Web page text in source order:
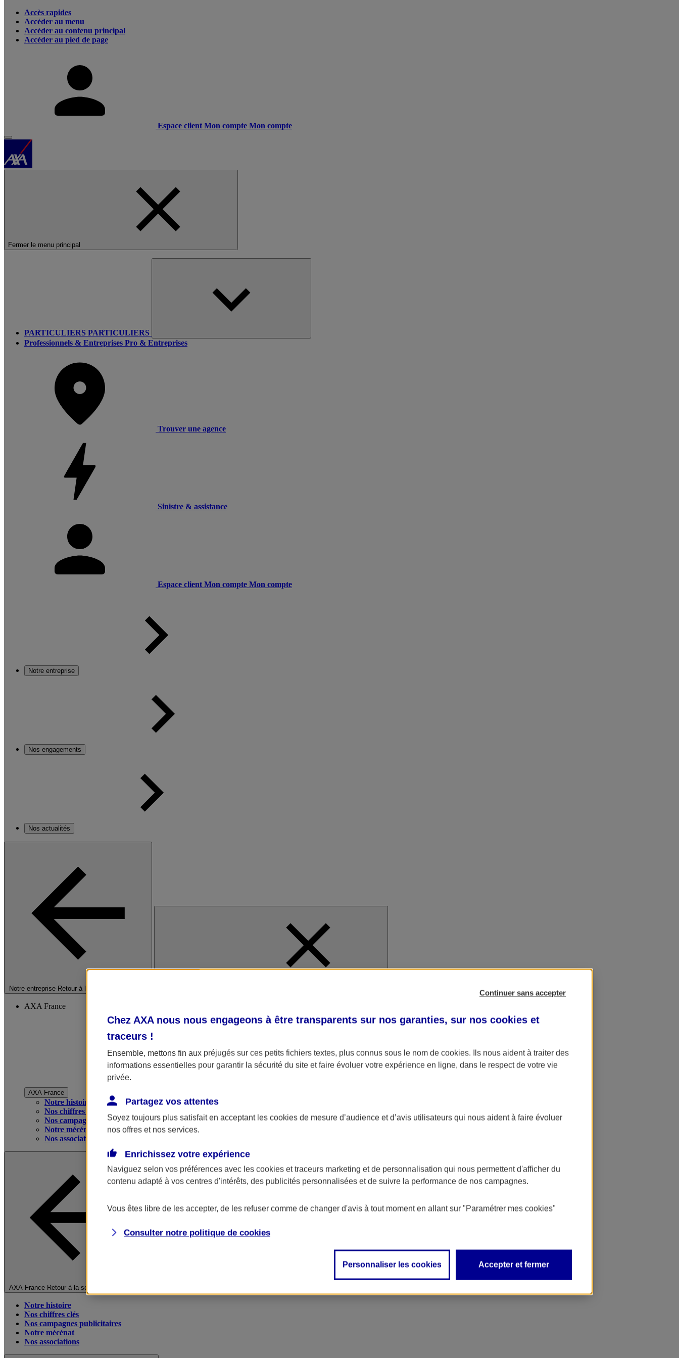
Accès rapides
Accéder au menu
Accéder au contenu principal
Accéder au pied de page
Espace client Mon compte Mon compte
Fermer le menu principal
PARTICULIERS PARTICULIERS
Professionnels & Entreprises Pro & Entreprises
Trouver une agence
Sinistre & assistance
Espace client Mon compte Mon compte
Notre entreprise
Nos engagements
Nos actualités
Notre entreprise Retour à la section précédente
AXA France
AXA France
Notre histoire
Nos chiffres clés
Nos campagnes publicitaires
Notre mécénat
Nos associations
AXA France Retour à la section précédente
Notre histoire
Nos chiffres clés
Nos campagnes publicitaires
Notre mécénat
Nos associations
Continuer sans accepter
Chez AXA nous nous engageons à être transparents sur nos garanties, sur nos cookies et
traceurs !
Ensemble, mettons fin aux préjugés sur ces petits fichiers textes, plus connus sous le nom de cookies. Ils nous aident à traiter des
informations essentielles pour garantir la sécurité du site et faire évoluer votre expérience en ligne, dans le respect de votre vie
privée.
Partagez vos attentes
Soyez toujours plus satisfait en acceptant les cookies de mesure d’audience et d’avis utilisateurs qui nous aident à faire évoluer
nos offres et nos services.
Enrichissez votre expérience
Naviguez selon vos préférences avec les cookies et traceurs marketing et de personnalisation qui nous permettent d'afficher du
contenu adapté à vos centres d'intérêts, des publicités personnalisées et de suivre la performance de nos campagnes.
Vous êtes libre de les accepter, de les refuser comme de changer d'avis à tout moment en allant sur "Paramétrer mes cookies"
Consulter notre politique de cookies
Personnaliser les cookies Accepter et fermer